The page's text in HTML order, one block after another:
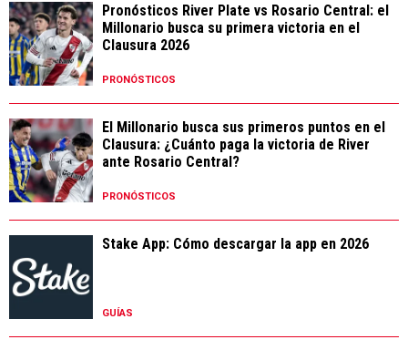
Pronósticos River Plate vs Rosario Central: el
Millonario busca su primera victoria en el
Clausura 2026
PRONÓSTICOS
El Millonario busca sus primeros puntos en el
Clausura: ¿Cuánto paga la victoria de River
ante Rosario Central?
PRONÓSTICOS
Stake App: Cómo descargar la app en 2026
GUÍAS